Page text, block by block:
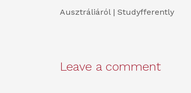
Ausztráliáról | Studyfferently
Leave a comment